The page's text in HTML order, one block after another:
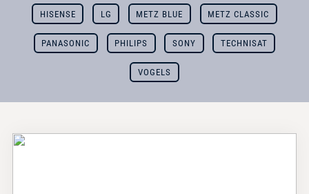
HISENSE LG METZ BLUE METZ CLASSIC
PANASONIC PHILIPS SONY TECHNISAT
VOGELS